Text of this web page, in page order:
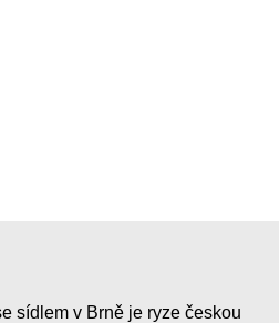
sídlem v Brně je ryze českou